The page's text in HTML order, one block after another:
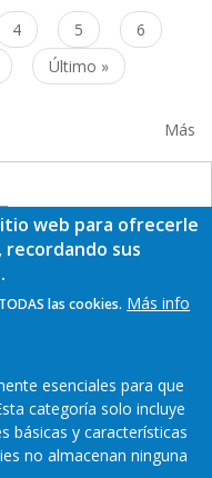
Page
4 Page
5 Page
6
Última
página
Último »
Más
web para ofrecerle
sus
las cookies. Más info
esenciales para que
categoría solo incluye
básicas y características
no almacenan ninguna